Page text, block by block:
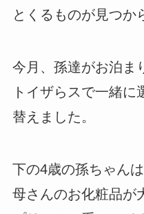
とくるものが見つか
今月、孫達がお泊ま
トイザらスで一緒に
替えました。
下の4歳の孫ちゃん
母さんのお化粧品が